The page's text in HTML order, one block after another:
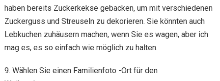
haben bereits Zuckerkekse gebacken, um mit verschiedenen
Zuckerguss und Streuseln zu dekorieren. Sie könnten auch
Lebkuchen zuhäusern machen, wenn Sie es wagen, aber ich
mag es, es so einfach wie möglich zu halten.
9. Wählen Sie einen Familienfoto -Ort für den